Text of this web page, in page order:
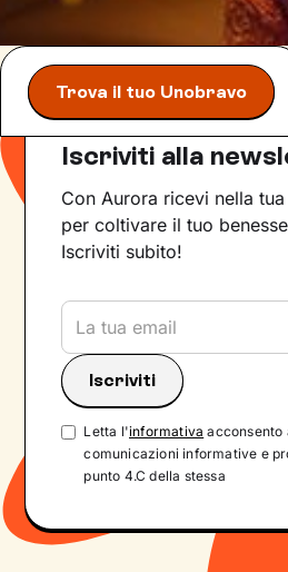
Trova il tuo Unobravo
Iscriviti alla
Con Aurora ricevi nella
per coltivare il tuo
Iscriviti subito!
Letta l'informativa acconsento
comunicazioni informative e
punto 4.C della stessa